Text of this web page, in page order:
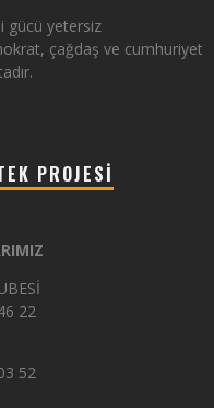
gücü yetersiz
çağdaş ve cumhuriyet
PROJESI
22
52